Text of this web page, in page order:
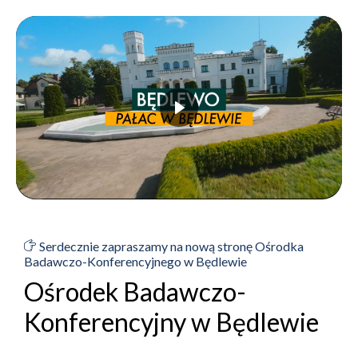
Serdecznie zapraszamy na nową stronę Ośrodka
Badawczo-Konferencyjnego w Będlewie
Ośrodek Badawczo-
Konferencyjny w Będlewie